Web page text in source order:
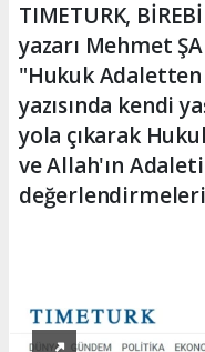
TIMETURK,
yazarı Mehmet
"Hukuk Adaletten
yazısında kendi
yola çıkarak
ve Allah'ın